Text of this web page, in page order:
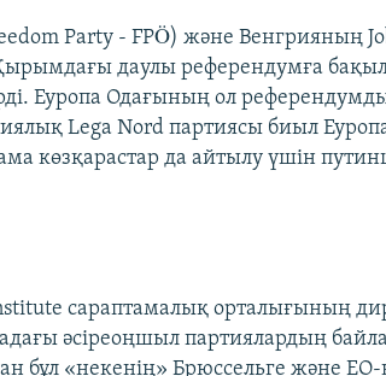
Party - FPÖ) және Венгрияның
даулы референдумға
Еуропа Одағының ол
Lega Nord партиясы биыл
көзқарастар да айтылу үшін
сараптамалық орталығының
әсіреоңшыл партиялардың
бұл «некенің» Брюссельге және